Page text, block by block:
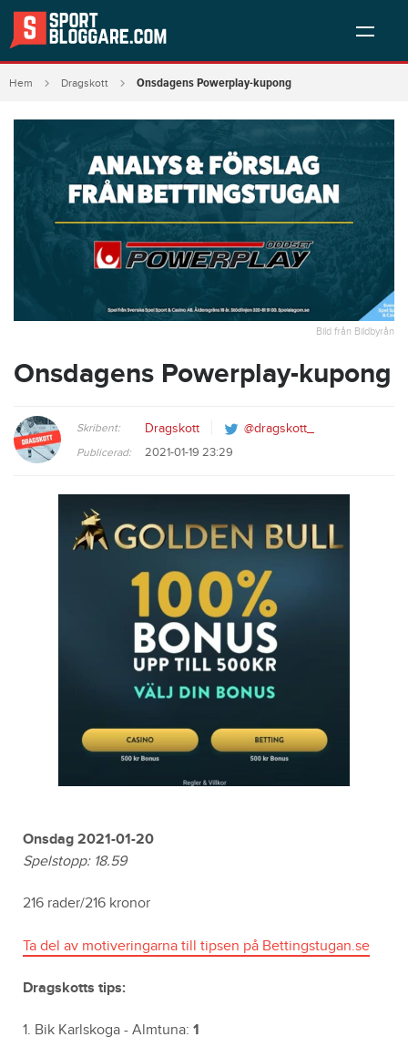
Hem Dragskott Onsdagens Powerplay-kupong
Bild från Bildbyrån
Onsdagens Powerplay-kupong
Skribent: Dragskott @dragskott_
Publicerad: 2021-01-19 23:29
Onsdag 2021-01-20
Spelstopp: 18.59
216 rader/216 kronor
Ta del av motiveringarna till tipsen på Bettingstugan.se
Dragskotts tips:
1. Bik Karlskoga - Almtuna: 1